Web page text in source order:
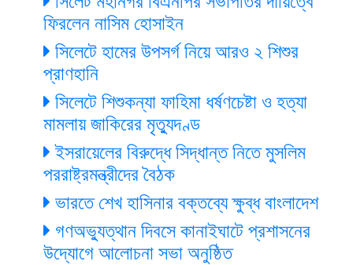
ফিরলেন নাসিম হোসাইন
সিলেটে হামের উপসর্গ নিয়ে আরও ২ শিশুর
প্রাণহানি
সিলেটে শিশুকন্যা ফাহিমা ধর্ষণচেষ্টা ও হত্যা
মামলায় জাকিরের মৃত্যুদণ্ড
ইসরায়েলের বিরুদ্ধে সিদ্ধান্ত নিতে মুসলিম
পররাষ্ট্রমন্ত্রীদের বৈঠক
ভারতে শেখ হাসিনার বক্তব্যে ক্ষুব্ধ বাংলাদেশ
গণঅভ্যুত্থান দিবসে কানাইঘাটে প্রশাসনের
উদ্যোগে আলোচনা সভা অনুষ্ঠিত